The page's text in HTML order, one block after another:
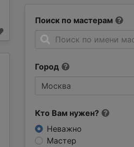
Поиск по мастерам
Город
Кто Вам нужен?
Неважно
Мастер